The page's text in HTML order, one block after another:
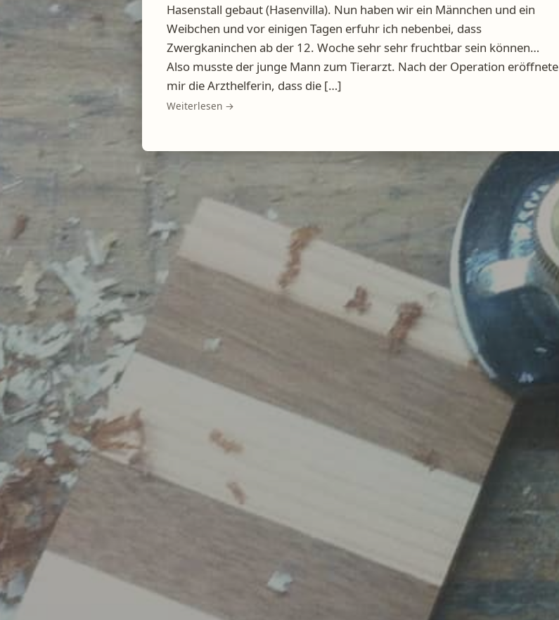
Hasenstall gebaut (Hasenvilla). Nun haben wir ein Männchen und ein
Weibchen und vor einigen Tagen erfuhr ich nebenbei, dass
Zwergkaninchen ab der 12. Woche sehr sehr fruchtbar sein können…
Also musste der junge Mann zum Tierarzt. Nach der Operation eröffnete
mir die Arzthelferin, dass die […]
Weiterlesen →